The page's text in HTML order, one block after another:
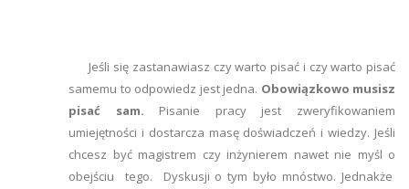
Jeśli się zastanawiasz czy warto pisać i czy warto pisać
samemu to odpowiedz jest jedna. Obowiązkowo musisz
pisać sam. Pisanie pracy jest zweryfikowaniem
umiejętności i dostarcza masę doświadczeń i wiedzy. Jeśli
chcesz być magistrem czy inżynierem nawet nie myśl o
obejściu tego. Dyskusji o tym było mnóstwo. Jednakże